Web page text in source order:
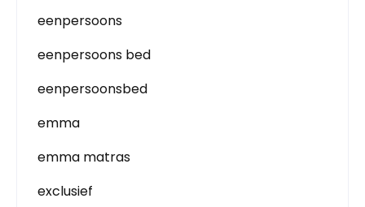
eenpersoons
eenpersoons bed
eenpersoonsbed
emma
emma matras
exclusief